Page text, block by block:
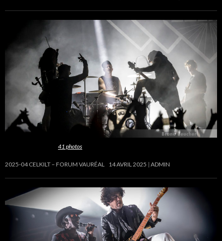
41 photos
2025-04 CELKILT – FORUM VAURÉAL 14 AVRIL 2025 ADMIN